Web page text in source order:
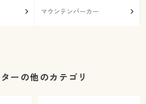
マウンテンパーカー
ーの他のカテゴリ